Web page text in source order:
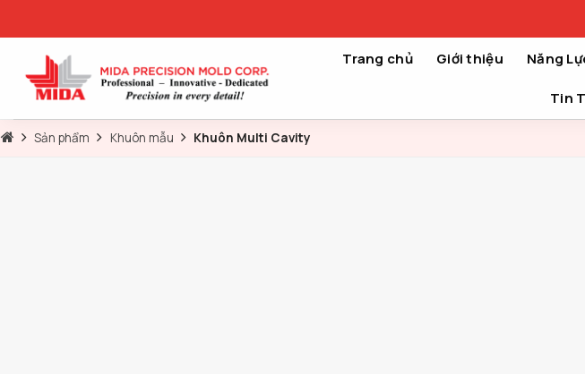
content
Trang chủ Giới thiệu Năng
Tin
Sản phẩm Khuôn mẫu Khuôn Multi Cavity